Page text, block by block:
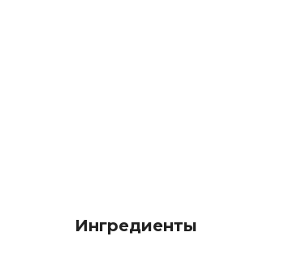
Ингредиенты